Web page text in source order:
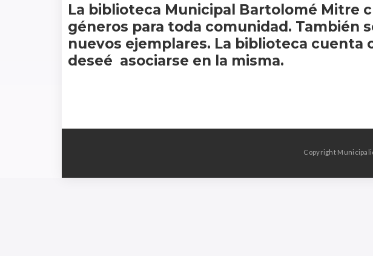
La biblioteca Municipal Bartolomé Mitre
géneros para toda comunidad. También
nuevos ejemplares. La biblioteca cuenta
deseé asociarse en la misma.
Copyright